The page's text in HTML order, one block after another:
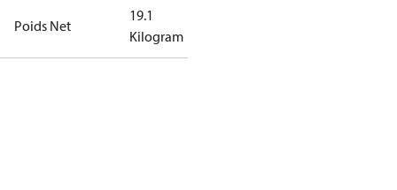
Poids Net
19.1
Kilogram